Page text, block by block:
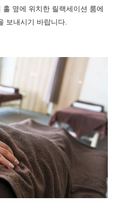
옆에 위치한 릴랙세이션 룸에
보내시기 바랍니다.